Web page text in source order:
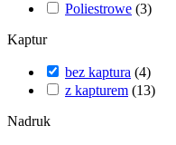
Poliestrowe (3)
Kaptur
bez kaptura (4)
z kapturem (13)
Nadruk